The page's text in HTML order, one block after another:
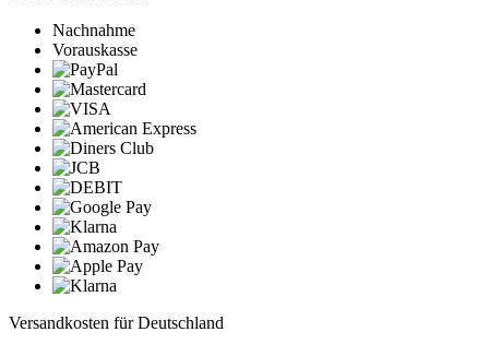
Nachnahme
Vorauskasse
Versandkosten für Deutschland